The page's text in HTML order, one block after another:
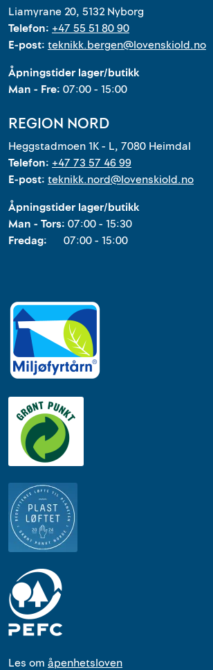
Liamyrane 20, 5132 Nyborg
Telefon: +47 55 51 80 90
E-post: teknikk.bergen@lovenskiold.no
Åpningstider lager/butikk
Man - Fre: 07:00 - 15:00
REGION NORD
Heggstadmoen 1K - L, 7080 Heimdal
Telefon: +47 73 57 46 99
E-post: teknikk.nord@lovenskiold.no
Åpningstider lager/butikk
Man - Tors: 07:00 - 15:30
Fredag: 07:00 - 15:00
Les om åpenhetsloven